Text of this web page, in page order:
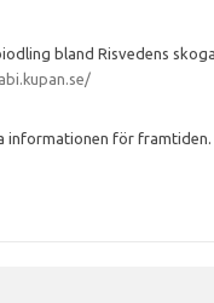
bland Risvedens
informationen för framtiden.